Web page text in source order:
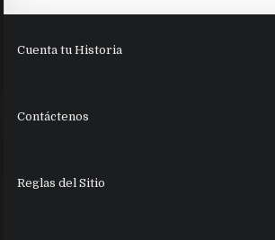
Cuenta tu Historia
Contáctenos
Reglas del Sitio